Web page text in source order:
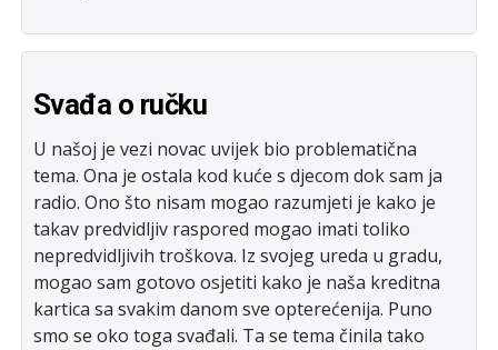
Svađa o ručku
U našoj je vezi novac uvijek bio problematična
tema. Ona je ostala kod kuće s djecom dok sam ja
radio. Ono što nisam mogao razumjeti je kako je
takav predvidljiv raspored mogao imati toliko
nepredvidljivih troškova. Iz svojeg ureda u gradu,
mogao sam gotovo osjetiti kako je naša kreditna
kartica sa svakim danom sve opterećenija. Puno
smo se oko toga svađali. Ta se tema činila tako